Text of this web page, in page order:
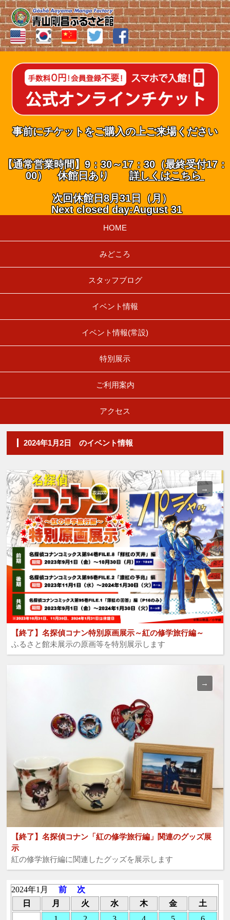
事前にチケットをご購入の上ご来場ください
【通常営業時間】9：30～17：30（最終受付17：
00） 休館日あり詳しくはこちら
次回休館日8月31日（月）
Next closed day:August 31
HOME
みどころ
スタッフブログ
イベント情報
イベント情報(常設)
特別展示
ご利用案内
アクセス
2024年1月2日 のイベント情報
【終了】名探偵コナン特別原画展示～紅の修学旅行編～
ふるさと館未展示の原画等を特別展示します
【終了】名探偵コナン「紅の修学旅行編」関連のグッズ展
示
紅の修学旅行編に関連したグッズを展示します